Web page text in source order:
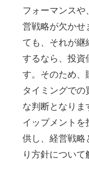
フォーマンス
営戦略が欠かせ
ても、それが継
するなら、投資
す。そのため、
タイミングで
な判断となりま
イップメント
供し、経営戦略
り方針について